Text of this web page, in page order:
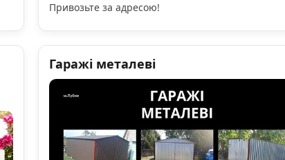
Привозьте за адресою!
Гаражі металеві